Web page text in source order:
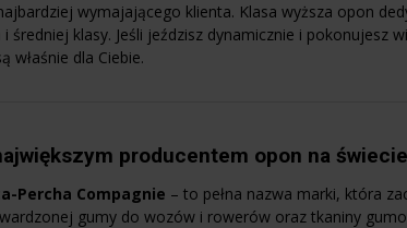
wymajającego klienta. Klasa wyższa opon
średniej klasy. Jeśli jeździsz dynamicznie i pokonujesz
właśnie dla Ciebie.
producentem opon na świecie
Percha Compagnie – to pełna nazwa marki, która
gumy do wozów i rowerów oraz tkaniny